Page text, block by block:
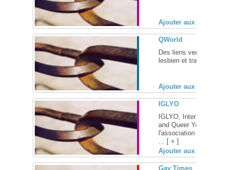
Ajouter aux favoris
QWorld
Des liens vers des
lesbien et trans ... [
Ajouter aux favoris
IGLYO
IGLYO, International
and Queer Youth and
l'association de
... [ + ]
Ajouter aux favoris
Gay Times